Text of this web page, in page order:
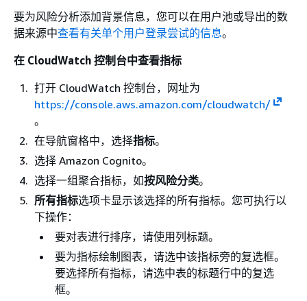
而一个不成功的请求
产生值 0。受限制的请
求也会被视为不成功
据。要计算 Amazon
Cognito 令牌刷新请求
用
计数据。要计算成功
Amazon Cognito 令牌
要为风险分析添加背景信息，您可以在用户池或导出的数
据来源中查看有关单个用户登录尝试的信息。
在 CloudWatch 控制台中查看指标
打开 CloudWatch 控制台，网址为
https://console.aws.amazon.com/cloudwatch/
。
在导航窗格中，选择指标。
选择 Amazon Cognito。
选择一组聚合指标，如按风险分类。
所有指标选项卡显示该选择的所有指标。您可执行以
下操作：
要对表进行排序，请使用列标题。
要为指标绘制图表，请选中该指标旁的复选框。
要选择所有指标，请选中表的标题行中的复选
框。